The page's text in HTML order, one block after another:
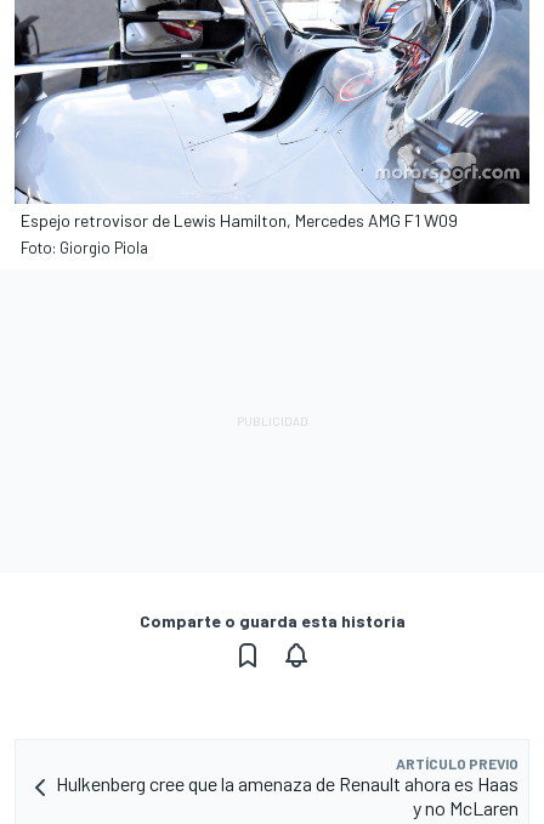
Espejo retrovisor de Lewis Hamilton, Mercedes AMG F1 W09
Foto: Giorgio Piola
Comparte o guarda esta historia
ARTÍCULO PREVIO
Hulkenberg cree que la amenaza de Renault ahora es Haas
y no McLaren